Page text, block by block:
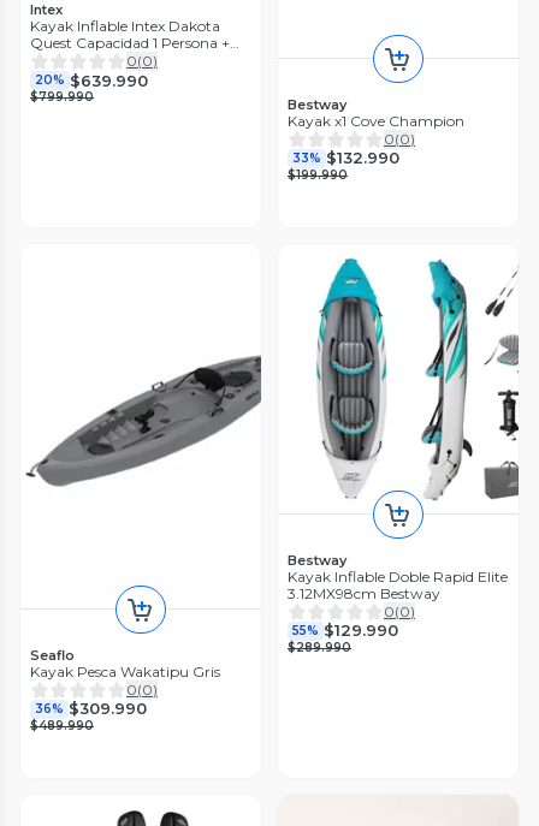
Intex
Kayak Inflable Intex Dakota
Quest Capacidad 1 Persona +
Remos + Inflador Sit-on-top
0(0)
20% $639.990
$799.990 Bestway
Kayak x1 Cove Champion
0(0)
33% $132.990
$199.990
Seaflo
Kayak Pesca Wakatipu Gris
0(0)
36% $309.990
$489.990
Bestway
Kayak Inflable Doble Rapid Elite
3.12MX98cm Bestway
0(0)
55% $129.990
$289.990